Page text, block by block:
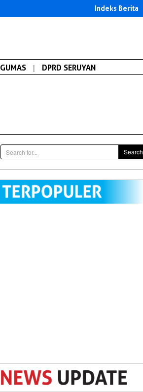
Indeks Berita
GUMAS | DPRD SERUYAN
Search